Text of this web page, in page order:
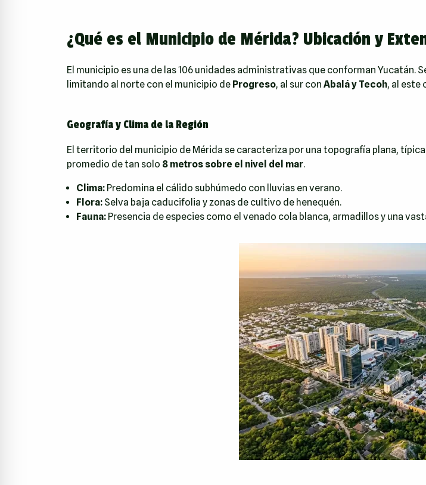
¿Qué es el Municipio de Mérida? Ubicación y
El municipio es una de las 106 unidades administrativas que conforman Yucatán.
limitando al norte con el municipio de Progreso, al sur con Abalá y Tecoh, al este
Geografía y Clima de la Región
El territorio del municipio de Mérida se caracteriza por una topografía plana,
promedio de tan solo 8 metros sobre el nivel del mar.
Clima: Predomina el cálido subhúmedo con lluvias en verano.
Flora: Selva baja caducifolia y zonas de cultivo de henequén.
Fauna: Presencia de especies como el venado cola blanca, armadillos y una